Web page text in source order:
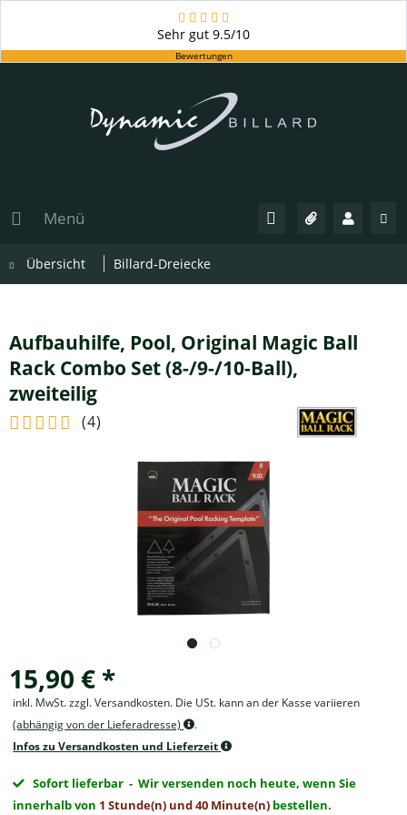
Sehr gut 9.5/10
Bewertungen
Menü
Übersicht Billard-Dreiecke
Aufbauhilfe, Pool, Original Magic Ball
Rack Combo Set (8-/9-/10-Ball),
zweiteilig
(4)
15,90 € *
inkl. MwSt. zzgl. Versandkosten. Die USt. kann an der Kasse variieren
(abhängig von der Lieferadresse)
.
Infos zu Versandkosten und Lieferzeit
Sofort lieferbar - Wir versenden noch heute, wenn Sie
innerhalb von 1 Stunde(n) und 40 Minute(n) bestellen.